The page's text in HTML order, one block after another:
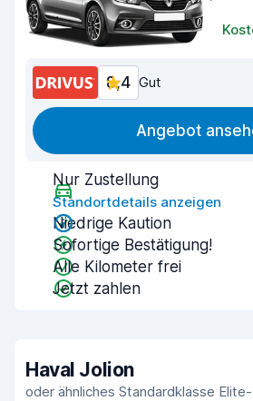
8,4 Gut
Angebot
Nur Zustellung
Standortdetails anzeigen
Niedrige Kaution
Sofortige Bestätigung!
Alle Kilometer frei
Jetzt zahlen
Haval Jolion
oder ähnliches Standardklasse